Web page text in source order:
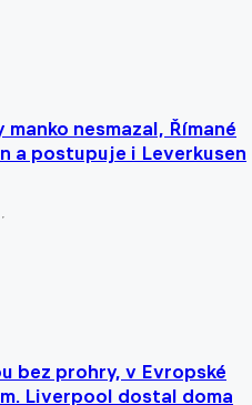
nesmazal, Římané
a postupuje i Leverkusen
bez prohry, v Evropské
Liverpool dostal doma